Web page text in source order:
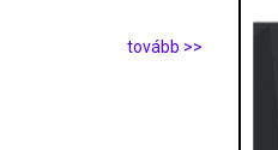
tovább >>